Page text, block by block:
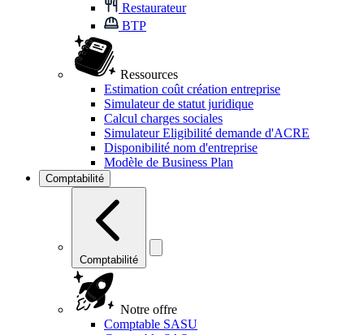
Restaurateur
BTP
Ressources
Estimation coût création entreprise
Simulateur de statut juridique
Calcul charges sociales
Simulateur Eligibilité demande d'ACRE
Disponibilité nom d'entreprise
Modèle de Business Plan
Comptabilité
Comptabilité
Notre offre
Comptable SASU